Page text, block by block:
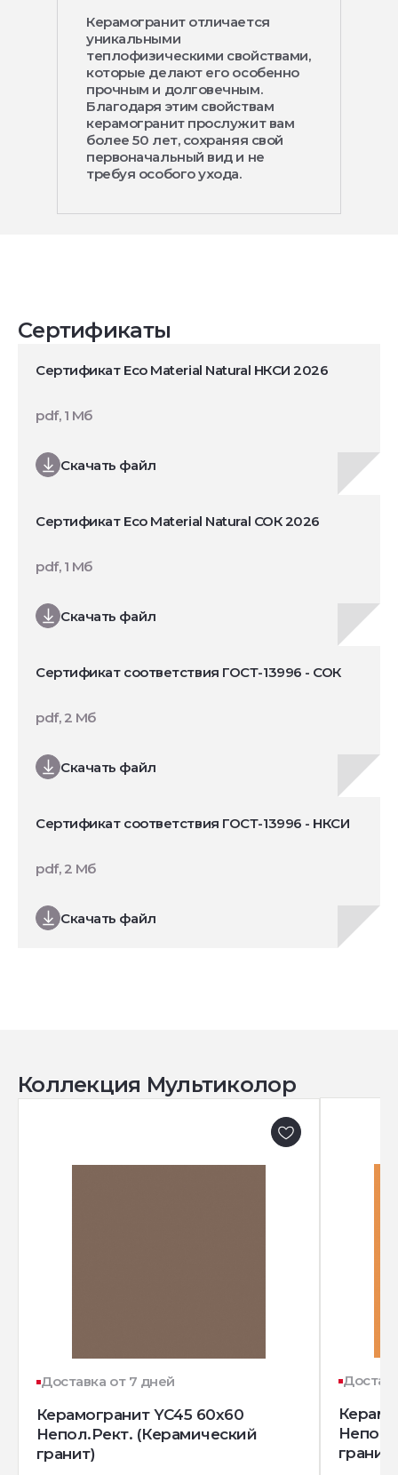
Керамогранит отличается
уникальными
теплофизическими свойствами,
которые делают его особенно
прочным и долговечным.
Благодаря этим свойствам
керамогранит прослужит вам
более 50 лет, сохраняя свой
первоначальный вид и не
требуя особого ухода.
Сертификаты
Сертификат Eco Material Natural НКСИ 2026
Скачать файл
pdf, 1 Мб
Сертификат Eco Material Natural СОК 2026
Скачать файл
pdf, 1 Мб
Сертификат соответствия ГОСТ-13996 - СОК
Скачать файл
pdf, 2 Мб
Сертификат соответствия ГОСТ-13996 - НКСИ
Скачать файл
pdf, 2 Мб
Коллекция Мультиколор
Доставка от 7 дней
Керамогранит YC45 60x60
Непол.Рект. (Керамический
гранит)
гранит)